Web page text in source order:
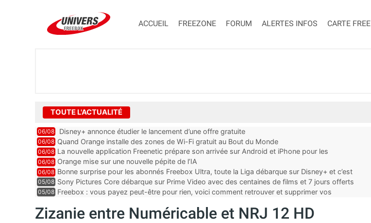
ACCUEIL FREEZONE FORUM ALERTES INFOS CARTE FREE
TOUTE L'ACTUALITÉ
06/08 Disney+ annonce étudier le lancement d’une offre gratuite
06/08 Quand Orange installe des zones de Wi-Fi gratuit au Bout du Monde
06/08 La nouvelle application Freenetic prépare son arrivée sur Android et iPhone pour les
abonnés Freebox, testez la
06/08 Orange mise sur une nouvelle pépite de l’IA
06/08 Bonne surprise pour les abonnés Freebox Ultra, toute la Liga débarque sur Disney+ et c’est
inclus
05/08 Sony Pictures Core débarque sur Prime Video avec des centaines de films et 7 jours offerts
05/08 Freebox : vous payez peut-être pour rien, voici comment retrouver et supprimer vos
Zizanie entre Numéricable et NRJ 12 HD